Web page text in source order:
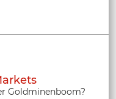
Goldminenboom?